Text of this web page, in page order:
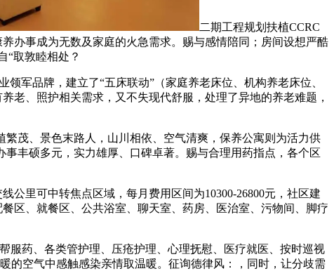
二期工程规划扶植CCRC
办事成为无数及家庭的火急需求。赐与感情陪同；房间设想严酷
“取敦睦相处？
军品牌，建立了“五床联动”（家庭养老床位、机构养老床位、
老、照护相关需求，又不失现代舒服，处理了异地的养老难题，
茂、景色末路人，山川相依、空气清爽，保养公寓则为活力供
丰硕多元，实力雄厚、口碑卓著。赐与合理用药指点，各个区
里可中转焦点区域，每月费用区间为10300-26800元，社区建
区、就餐区、公共浴室、聊天室、药房、医治室、污物间、脚疗
药、各类管护理、压疮护理、心理抚慰、医疗就医、按时巡视
的空气中感触感染亲情取温暖。征询德律风：，同时，让分歧需